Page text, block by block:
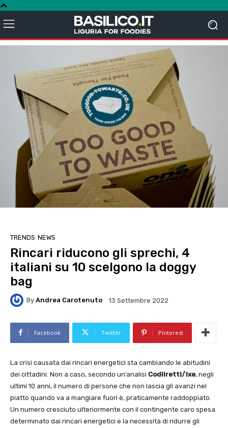
TRENDS NEWS
Rincari riducono gli sprechi, 4
italiani su 10 scelgono la doggy
bag
By Andrea Carotenuto 13 Settembre 2022
Facebook Twitter Pinterest
La crisi causata dai rincari energetici sta cambiando le abitudini
dei cittadini. Non a caso, secondo un’analisi Codliretti/Ixe, negli
ultimi 10 anni, il numero di persone che non lascia gli avanzi nel
piatto quando va a mangiare fuori è, praticamente raddoppiato.
Un numero cresciuto ulteriormente con il contingente caro spesa
determinato dai rincari energetici e la necessità di ridurre gli